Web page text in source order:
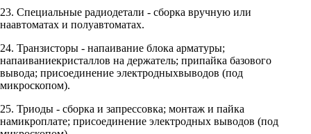
23. Специальные радиодетали - сборка вручную или
наавтоматах и полуавтоматах.
24. Транзисторы - напаивание блока арматуры;
напаиваниекристаллов на держатель; припайка базового
вывода; присоединение электродныхвыводов (под
микроскопом).
25. Триоды - сборка и запрессовка; монтаж и пайка
намикроплате; присоединение электродных выводов (под